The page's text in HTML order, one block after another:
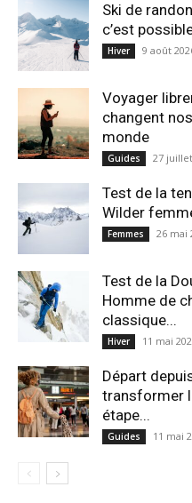
Ski de
c’est
Hiver 9 août
Voyager
changent
monde
Guides 27
Test de la
Wilder
Femmes 26 mai
Test de la
Homme de
classique...
Hiver 11 mai
Départ
transformer
étape...
Guides 11 mai